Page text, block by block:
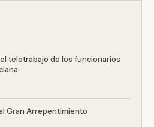
teletrabajo de los funcionarios
Gran Arrepentimiento